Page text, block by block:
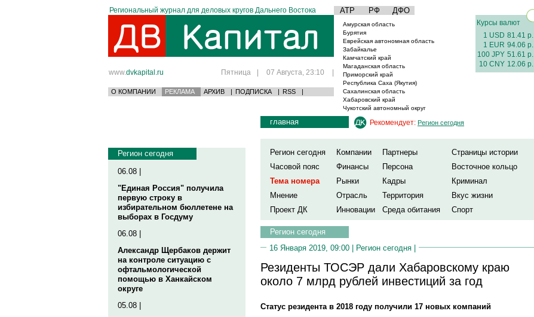
Региональный журнал для деловых кругов Дальнего Востока АТР РФ ДФО
www.dvkapital.ru Пятница | 07 Августа, 23:10 |
О КОМПАНИИ РЕКЛАМА АРХИВ | ПОДПИСКА | RSS |
Амурская область
Бурятия
Еврейская автономная область
Забайкалье
Камчатский край
Магаданская область
Приморский край
Республика Саха (Якутия)
Сахалинская область
Хабаровский край
Чукотский автономный округ
Курсы валют
1 USD 81.41 р.
1 EUR 94.06 р.
100 JPY 51.61 р.
10 CNY 12.06 р.
Регион сегодня
06.08 |
"Единая Россия" получила
первую строку в
избирательном бюллетене на
выборах в Госдуму
06.08 |
Александр Щербаков держит
на контроле ситуацию с
офтальмологической
помощью в Ханкайском
округе
05.08 |
главная Рекомендует: Регион сегодня
Регион сегодня Компании Партнеры
Страницы истории
Часовой пояс
Финансы Персона
Восточное кольцо
Тема номера
Рынки Кадры
Криминал
Мнение
Отрасль Территория
Вкус жизни
Проект ДК
Инновации Среда обитания Спорт
Регион сегодня
16 Января 2019, 09:00 | Регион сегодня |
Резиденты ТОСЭР дали Хабаровскому краю
около 7 млрд рублей инвестиций за год
Статус резидента в 2018 году получили 17 новых компаний